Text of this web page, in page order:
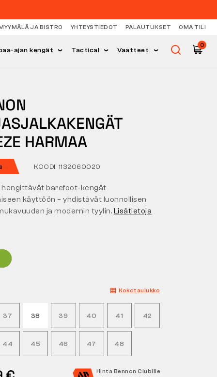
JA BISTRO YHTEYSTIEDOT PALAUTUKSET OMA TILI
ajan kengät Tactical Vaatteet
0
HARMAA
KOODI: 1132060020
Kokotaulukko
37 38 39 40 41 42
44 45 46 47 48
Hinta Bennon Clubille
hengittävät barefoot-kengät
käyttöön – yhdistävät luonnollisen
ja modernin tyylin. Lisätietoja